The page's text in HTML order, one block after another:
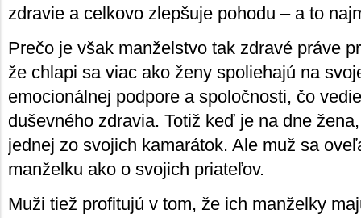
zdravie a celkovo zlepšuje pohodu – a to
Prečo je však manželstvo tak zdravé práve
že chlapi sa viac ako ženy spoliehajú na
emocionálnej podpore a spoločnosti, čo
duševného zdravia. Totiž keď je na dne
jednej zo svojich kamarátok. Ale muž sa
manželku ako o svojich priateľov.
Muži tiež profitujú v tom, že ich manželky